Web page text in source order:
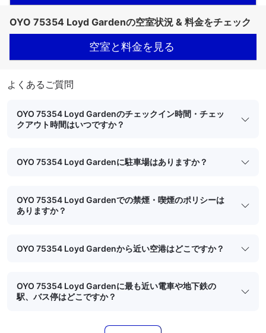
OYO 75354 Loyd Gardenの空室状況 & 料金をチェック
空室と料金を見る
よくあるご質問
OYO 75354 Loyd Gardenのチェックイン時間・チェッ
クアウト時間はいつですか？
OYO 75354 Loyd Gardenに駐車場はありますか？
OYO 75354 Loyd Gardenでの禁煙・喫煙のポリシーは
ありますか？
OYO 75354 Loyd Gardenから近い空港はどこですか？
OYO 75354 Loyd Gardenに最も近い電車や地下鉄の
駅、バス停はどこですか？